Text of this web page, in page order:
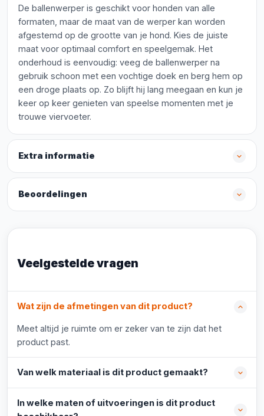
De ballenwerper is geschikt voor honden van alle
formaten, maar de maat van de werper kan worden
afgestemd op de grootte van je hond. Kies de juiste
maat voor optimaal comfort en speelgemak. Het
onderhoud is eenvoudig: veeg de ballenwerper na
gebruik schoon met een vochtige doek en berg hem op
een droge plaats op. Zo blijft hij lang meegaan en kun je
keer op keer genieten van speelse momenten met je
trouwe viervoeter.
Extra informatie
Beoordelingen
Veelgestelde vragen
Wat zijn de afmetingen van dit product?
Meet altijd je ruimte om er zeker van te zijn dat het
product past.
Van welk materiaal is dit product gemaakt?
In welke maten of uitvoeringen is dit product